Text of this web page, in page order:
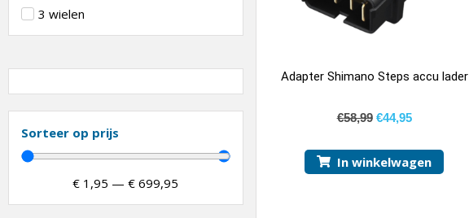
3 wielen
Sorteer op prijs
€ 1,95 —€ 699,95
Adapter Shimano Steps accu lader
€58,99 €44,95
In winkelwagen